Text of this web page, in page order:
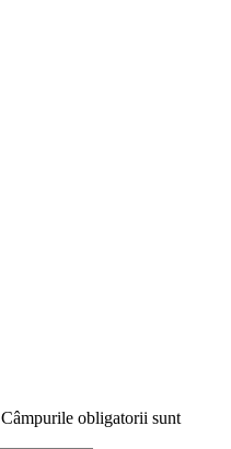
Câmpurile obligatorii sunt